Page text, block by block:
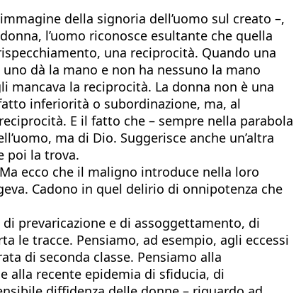
della signoria dell’uomo sul creato –,
l’uomo riconosce esultante che quella
una reciprocità. Quando una
dà la mano e non ha nessuno la mano
mancava la reciprocità. La donna non è una
inferiorità o subordinazione, ma, al
E il fatto che – sempre nella parabola
ma di Dio. Suggerisce anche un’altra
poi la trova.
ecco che il maligno introduce nella loro
Cadono in quel delirio di onnipotenza che
prevaricazione e di assoggettamento, di
le tracce. Pensiamo, ad esempio, agli eccessi
di seconda classe. Pensiamo alla
alla recente epidemia di sfiducia, di